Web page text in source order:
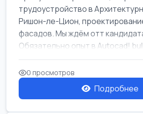
трудоустройство в
Ришон-ле-Цион,
фасадов. Мы ждём отт
Обязательно опыт в Autocad!
0 просмотров
Подробнее